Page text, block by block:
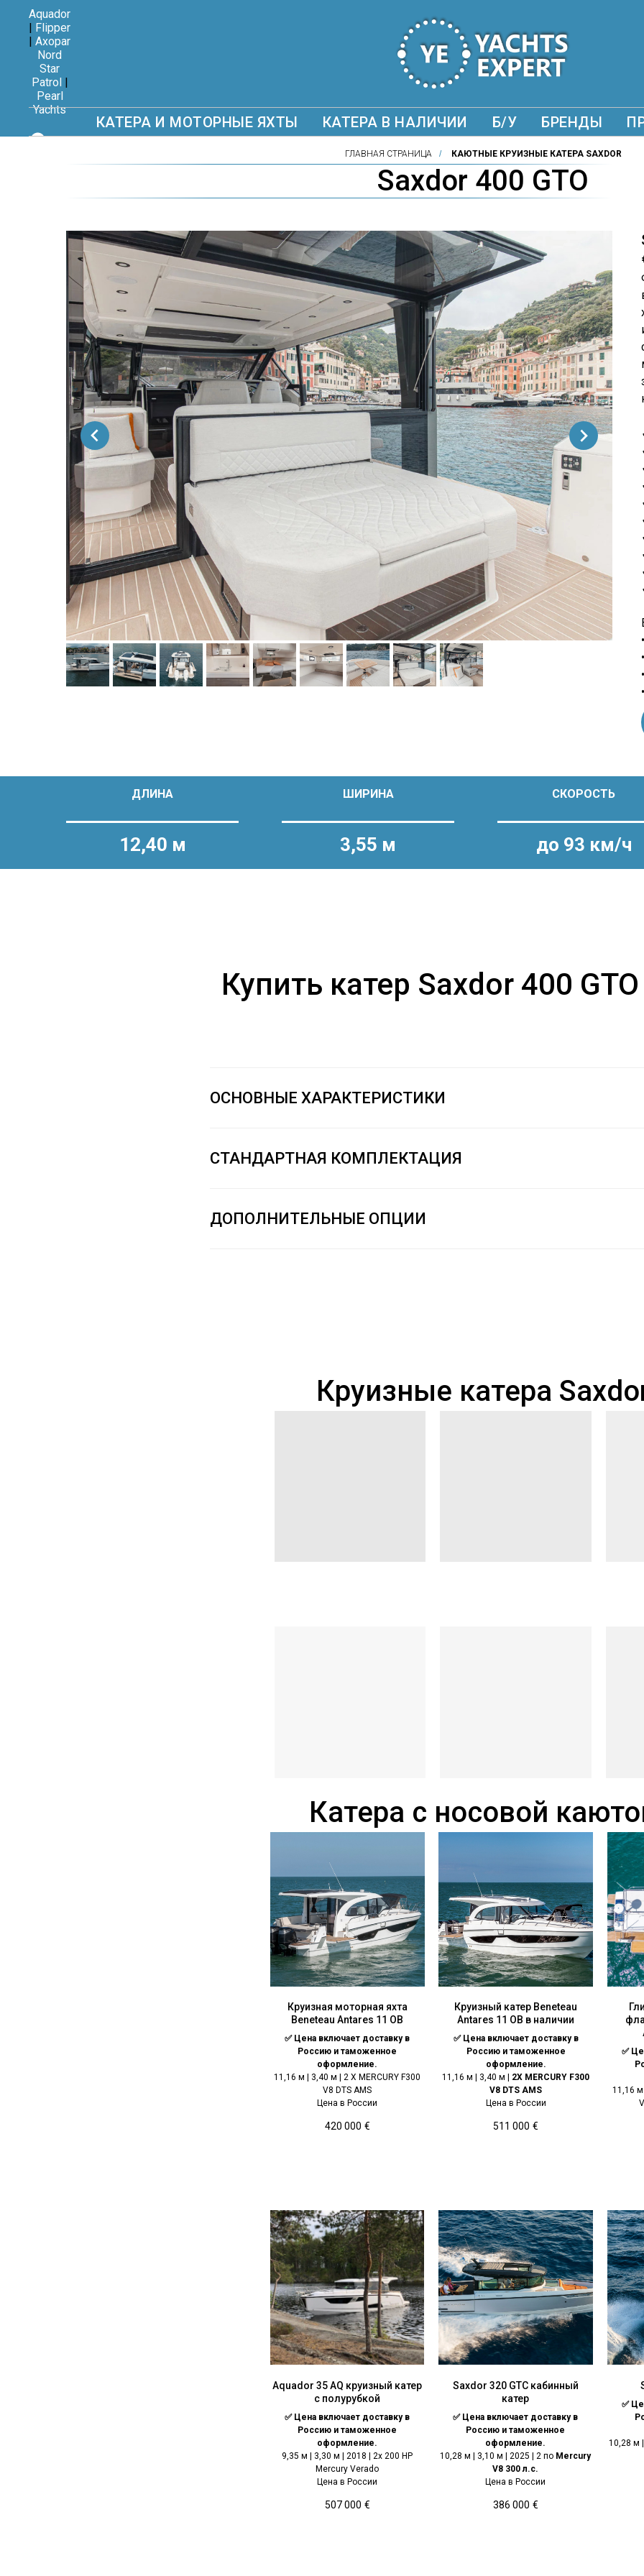
Aquador
| Flipper
| Axopar
Nord
Star
Patrol |
Pearl
Yachts
КАТЕРА И МОТОРНЫЕ ЯХТЫ КАТЕРА В НАЛИЧИИ Б/У БРЕНДЫ
ГЛАВНАЯ СТРАНИЦА / КАЮТНЫЕ КРУИЗНЫЕ КАТЕРА SAXDOR
Saxdor 400 GTO
ДЛИНА
12,40 м
ШИРИНА
3,55 м
СКОРОСТЬ
до 93 км/ч
Купить катер Saxdor 400
ОСНОВНЫЕ ХАРАКТЕРИСТИКИ
СТАНДАРТНАЯ КОМПЛЕКТАЦИЯ
ДОПОЛНИТЕЛЬНЫЕ ОПЦИИ
Круизные катера
Катера с носовой
Круизная моторная яхта
Beneteau Antares 11 OB
✅ Цена включает доставку в
Россию и таможенное
оформление.
11,16 м | 3,40 м | 2 X MERCURY F300
V8 DTS AMS
Цена в России
420 000 €
Круизный катер Beneteau
Antares 11 OB в наличии
✅ Цена включает доставку в
Россию и таможенное
оформление.
11,16 м | 3,40 м |
2X MERCURY F300
V8 DTS AMS
Цена в России
511 000 €
✅
11,16 м
Aquador 35 AQ круизный катер
с полурубкой
✅ Цена включает доставку в
Россию и таможенное
оформление.
9,35 м | 3,30 м | 2018 | 2x 200 HP
Mercury Verado
Цена в России
507 000 €
Saxdor 320 GTС кабинный
катер
✅ Цена включает доставку в
Россию и таможенное
оформление.
10,28 м | 3,10 м | 2025 | 2 по Mercury
V8 300 л.с.
Цена в России
386 000 €
✅
10,28 м